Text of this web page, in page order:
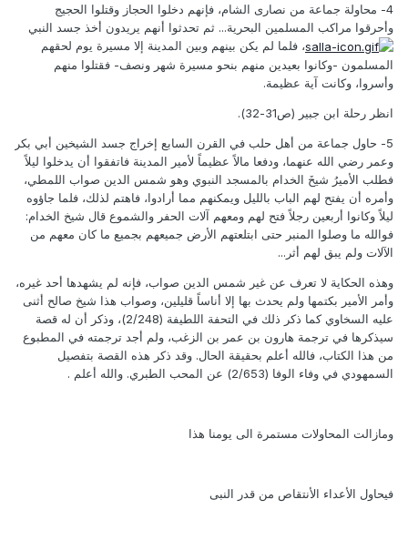
4- محاولة جماعة من نصارى الشام، فإنهم دخلوا الحجاز وقتلوا الحجيج
وأحرقوا مراكب المسلمين البحرية... ثم تحدثوا أنهم يريدون أخذ جسد النبي
، فلما لم يكن بينهم وبين المدينة إلا مسيرة يوم لحقهم
المسلمون -وكانوا بعيدين منهم بنحو مسيرة شهر ونصف- فقتلوا منهم
وأسروا، وكانت آية عظيمة.
انظر رحلة ابن جبير (ص31-32).
5- حاول جماعة من أهل حلب في القرن السابع إخراج جسد الشيخين أبي بكر
وعمر رضي الله عنهما، ودفعا مالاً عظيماً لأمير المدينة فاتفقوا أن يدخلوا ليلاً
فطلب الأميرُ شيخَ الخدام بالمسجد النبوي وهو شمس الدين صواب اللمطي،
وأمره أن يفتح لهم الباب بالليل ويمكنهم مما أرادوا، فاهتم لذلك، فلما جاؤوه
ليلاً وكانوا أربعين رجلاً فتح لهم ومعهم آلات الحفر والشموع قال شيخ الخدام:
فوالله ما وصلوا المنبر حتى ابتلعتهم الأرض جميعهم بجميع ما كان معهم من
الآلات ولم يبق لهم أثر...
وهذه الحكاية لا تعرف عن غير شمس الدين صواب، فإنه لم يشهدها أحد غيره،
وأمر الأمير بكتمها ولم يحدث بها إلا أناساً قليلين، وصواب هذا شيخ صالح أثنى
عليه السخاوي كما ذكر ذلك في التحفة اللطيفة (2/248)، وذكر أن له قصة
سيذكرها في ترجمة هارون بن عمر بن الزغب، ولم أجد ترجمته في المطبوع
من هذا الكتاب، فالله أعلم بحقيقة الحال. وقد ذكر هذه القصة بتفصيل
السمهودي في وفاء الوفا (2/653) عن المحب الطبري. والله أعلم .
ومازالت المحاولات مستمرة الى يومنا هذا
فيحاول الأعداء الأنتقاص من قدر النبى